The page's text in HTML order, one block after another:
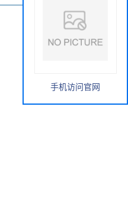
手机访问官网